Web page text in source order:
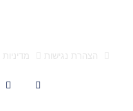
הצהרת נגישות